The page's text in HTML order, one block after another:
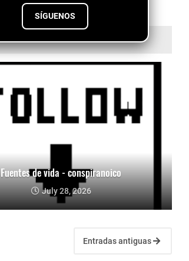
SÍGUENOS
Fuentes de vida - conspiranoico
July 28, 2026
Entradas antiguas